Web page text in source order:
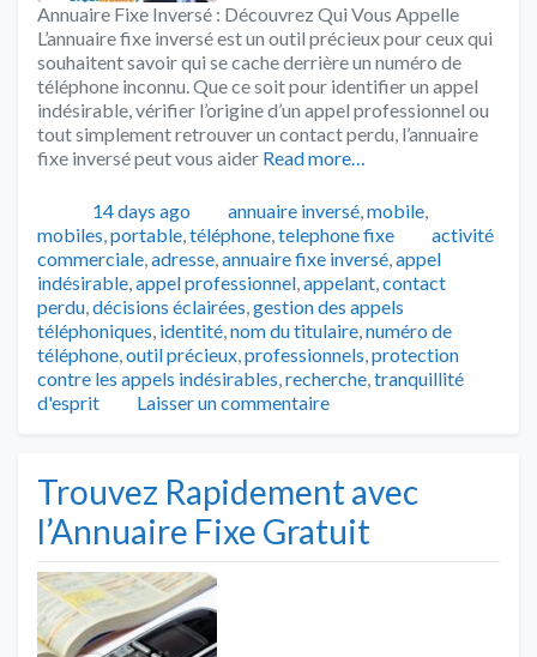
Annuaire Fixe Inversé : Découvrez Qui Vous Appelle
L’annuaire fixe inversé est un outil précieux pour ceux qui
souhaitent savoir qui se cache derrière un numéro de
téléphone inconnu. Que ce soit pour identifier un appel
indésirable, vérifier l’origine d’un appel professionnel ou
tout simplement retrouver un contact perdu, l’annuaire
fixe inversé peut vous aider Read more…
Publié14 days ago Catégories
annuaire inversé,mobile,
mobiles,portable,téléphone,telephone fixe Tags
activité
commerciale,adresse,annuaire fixe inversé,appel
indésirable,appel professionnel,appelant,contact
perdu,décisions éclairées,gestion des appels
téléphoniques, identité,nom du titulaire,numéro de
téléphone,outil précieux,professionnels,protection
contre les appels indésirables,recherche,tranquillité
d'esprit
Laisser un commentaire
Trouvez Rapidement avec
l’Annuaire Fixe Gratuit